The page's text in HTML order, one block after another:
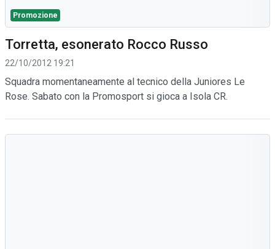
Promozione
Torretta, esonerato Rocco Russo
22/10/2012 19:21
Squadra momentaneamente al tecnico della Juniores Le
Rose. Sabato con la Promosport si gioca a Isola CR.